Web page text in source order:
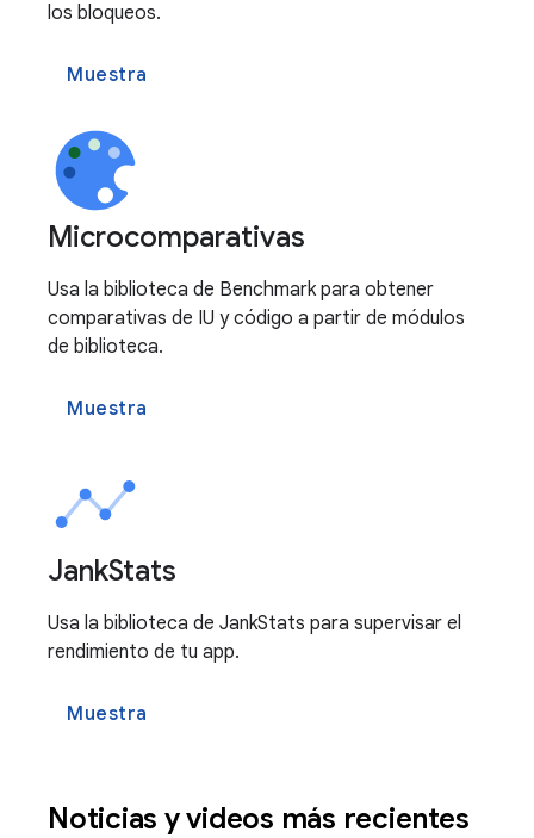
los bloqueos.
Muestra
Microcomparativas
Usa la biblioteca de Benchmark para obtener
comparativas de IU y código a partir de módulos
de biblioteca.
Muestra
JankStats
Usa la biblioteca de JankStats para supervisar el
rendimiento de tu app.
Muestra
Noticias y videos más recientes